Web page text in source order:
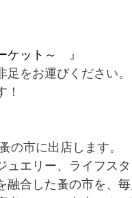
ケット～
』
をお運びください。
の市に出店します。
エリー、ライフス
融合した蚤の市を、